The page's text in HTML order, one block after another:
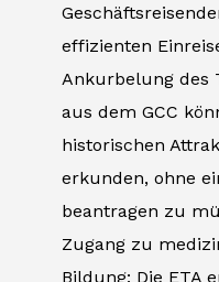
effizienten
Ankurbelung des
aus dem GCC
historischen
erkunden, ohne
beantragen zu
Zugang zu
Bildung: Die ETA